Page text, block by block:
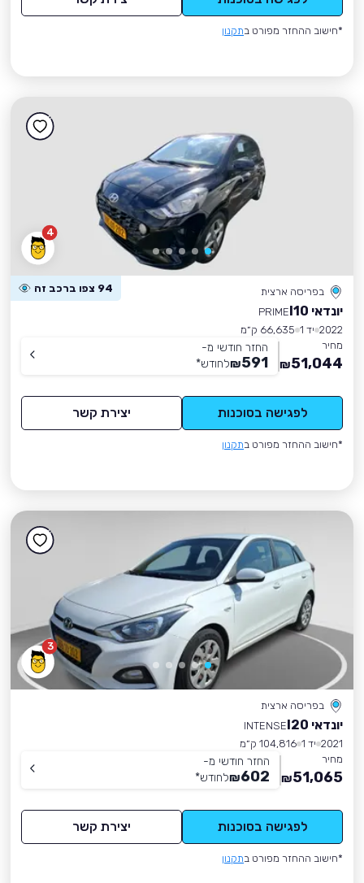
*חישוב ההחזר מפורט בתקנון
4
בפריסה ארצית 94 צפו ברכב זה
יונדאי I10
PRIME
2022 יד 1
66,635 ק״מ
מחיר
51,044
₪
החזר חודשי מ-
591
₪לחודש*
לפגישה בסוכנות יצירת קשר
*חישוב ההחזר מפורט בתקנון
3
בפריסה ארצית
יונדאי I20
INTENSE
2021 יד 1
104,816 ק״מ
מחיר
51,065
₪
החזר חודשי מ-
602
₪לחודש*
לפגישה בסוכנות יצירת קשר
*חישוב ההחזר מפורט בתקנון